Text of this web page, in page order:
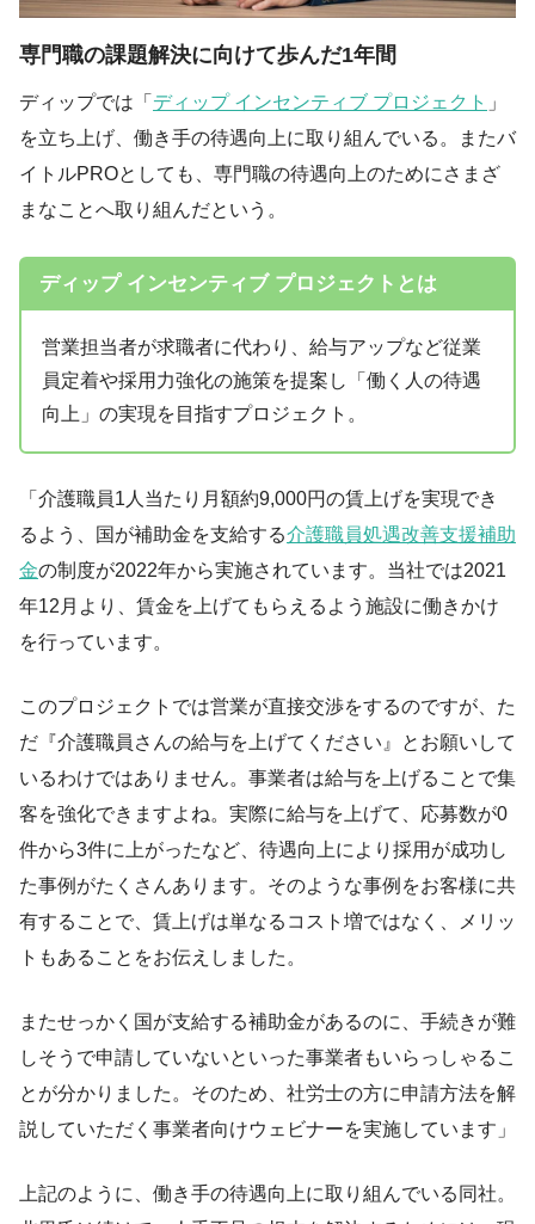
専門職の課題解決に向けて歩んだ1年間
ディップでは「 ディップ インセンティブ プロジェクト 」
を立ち上げ、働き手の待遇向上に取り組んでいる。またバ
イトルPROとしても、専門職の待遇向上のためにさまざ
まなことへ取り組んだという。
ディップ インセンティブ プロジェクトとは
営業担当者が求職者に代わり、給与アップなど従業
員定着や採用力強化の施策を提案し「働く人の待遇
向上」の実現を目指すプロジェクト。
「介護職員1人当たり月額約9,000円の賃上げを実現でき
るよう、国が補助金を支給する介護職員処遇改善支援補助
金の制度が2022年から実施されています。当社では2021
年12月より、賃金を上げてもらえるよう施設に働きかけ
を行っています。
このプロジェクトでは営業が直接交渉をするのですが、た
だ『介護職員さんの給与を上げてください』とお願いして
いるわけではありません。事業者は給与を上げることで集
客を強化できますよね。実際に給与を上げて、応募数が0
件から3件に上がったなど、待遇向上により採用が成功し
た事例がたくさんあります。そのような事例をお客様に共
有することで、賃上げは単なるコスト増ではなく、メリッ
トもあることをお伝えしました。
またせっかく国が支給する補助金があるのに、手続きが難
しそうで申請していないといった事業者もいらっしゃるこ
とが分かりました。そのため、社労士の方に申請方法を解
説していただく事業者向けウェビナーを実施しています」
上記のように、働き手の待遇向上に取り組んでいる同社。